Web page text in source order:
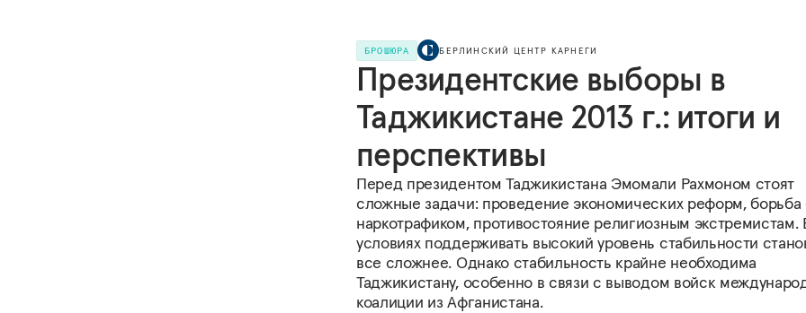
БРОШЮРА БЕРЛИНСКИЙ ЦЕНТР КАРНЕГИ
Президентские выборы в
Таджикистане 2013 г.: итоги и
перспективы
Перед президентом Таджикистана Эмомали Рахмоном стоят
сложные задачи: проведение экономических реформ, борьба
наркотрафиком, противостояние религиозным экстремистам.
условиях поддерживать высокий уровень стабильности
все сложнее. Однако стабильность крайне необходима
Таджикистану, особенно в связи с выводом войск
коалиции из Афганистана.